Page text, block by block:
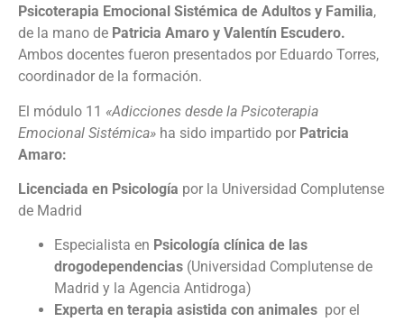
Psicoterapia Emocional Sistémica de Adultos y Familia,
de la mano de Patricia Amaro y Valentín Escudero.
Ambos docentes fueron presentados por Eduardo Torres,
coordinador de la formación.
El módulo 11 «Adicciones desde la Psicoterapia
Emocional Sistémica» ha sido impartido por Patricia
Amaro:
Licenciada en Psicología por la Universidad Complutense
de Madrid
Especialista en Psicología clínica de las
drogodependencias (Universidad Complutense de
Madrid y la Agencia Antidroga)
Experta en terapia asistida con animales por el